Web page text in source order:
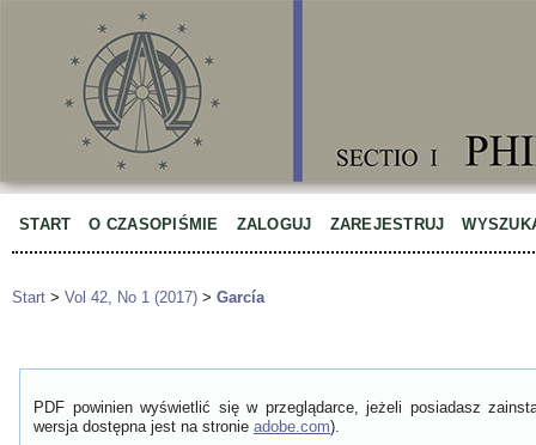
START O CZASOPIŚMIE ZALOGUJ ZAREJESTRUJ
Start > Vol 42, No 1 (2017) > García
PDF powinien wyświetlić się w przeglądarce, jeżeli posiadasz
wersja dostępna jest na stronie adobe.com).